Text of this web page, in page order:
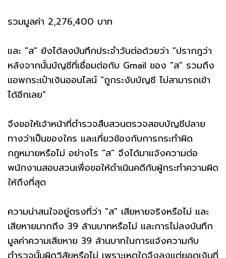
รวมมูลค่า 2,276,400 บาท
และ "ส" ยังได้ลงบันทึกประจำวันต่อด้วยว่า "ปรากฎว่า
หลังจากนั้นบัญชีที่เชื่อมต่อกับ Gmail ของ "ส" รวมถึง
แอพกระเป๋าเงินออนไลน์ "ถูกระงับบัญชี ไม่สามารถเข้า
ได้อีกเลย"
จึงขอให้เจ้าหน้าที่ตำรวจสืบสวนตรวจสอบบัญชีปลาย
ทางว่าเป็นของใคร และเกี่ยวข้องกับการกระทำผิด
กฎหมายหรือไม่ อย่างไร "ส" จึงได้มาแจังความต่อ
พนักงานสอบสวนเพื่อขอให้ดำเนินคดีกับผู้กระทำความผิด
ให้ถึงที่สุด
ความน่าสนใจอยู่ตรงที่ว่า "ส" เสียหายจริงหรือไม่ และ
เสียหายมากถึง 39 ล้านบาทหรือไม่ และการไม่ลงบันทึก
มูลค่าความเสียหาย 39 ล้านบาทในการแจ้งความกับ